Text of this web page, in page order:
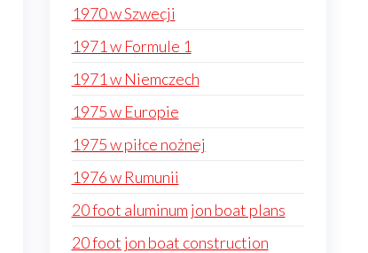
1970 w Szwecji
1971 w Formule 1
1971 w Niemczech
1975 w Europie
1975 w piłce nożnej
1976 w Rumunii
20 foot aluminum jon boat plans
20 foot jon boat construction